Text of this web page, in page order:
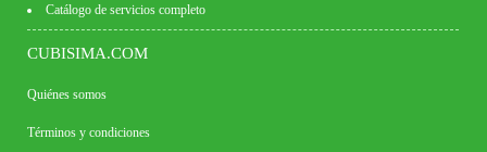
Catálogo de servicios completo
CUBISIMA.COM
Quiénes somos
Términos y condiciones